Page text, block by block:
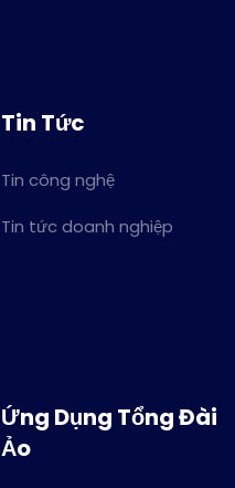
Tin Tức
Tin công nghệ
Tin tức doanh nghiệp
Ứng Dụng Tổng Đài
Ảo